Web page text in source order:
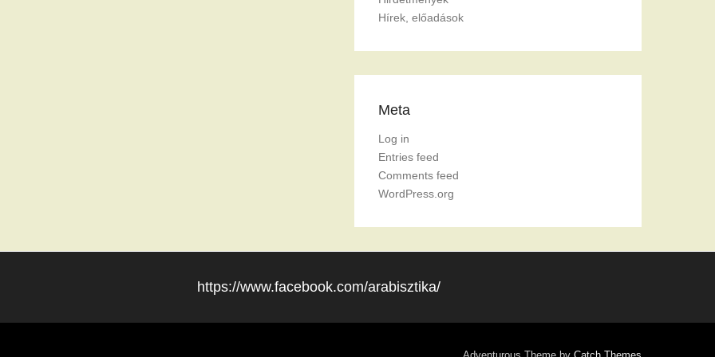
Hírek, előadások
Meta
Log in
Entries feed
Comments feed
WordPress.org
https://www.facebook.com/arabisztika/